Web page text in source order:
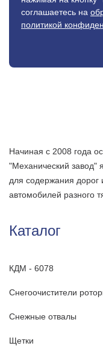
соглашаетесь на
политикой
Начиная с 2008 года
"Механический завод"
для содержания дорог
автомобилей разного
Каталог
КДМ - 6078
Снегоочистители
Снежные отвалы
Щетки